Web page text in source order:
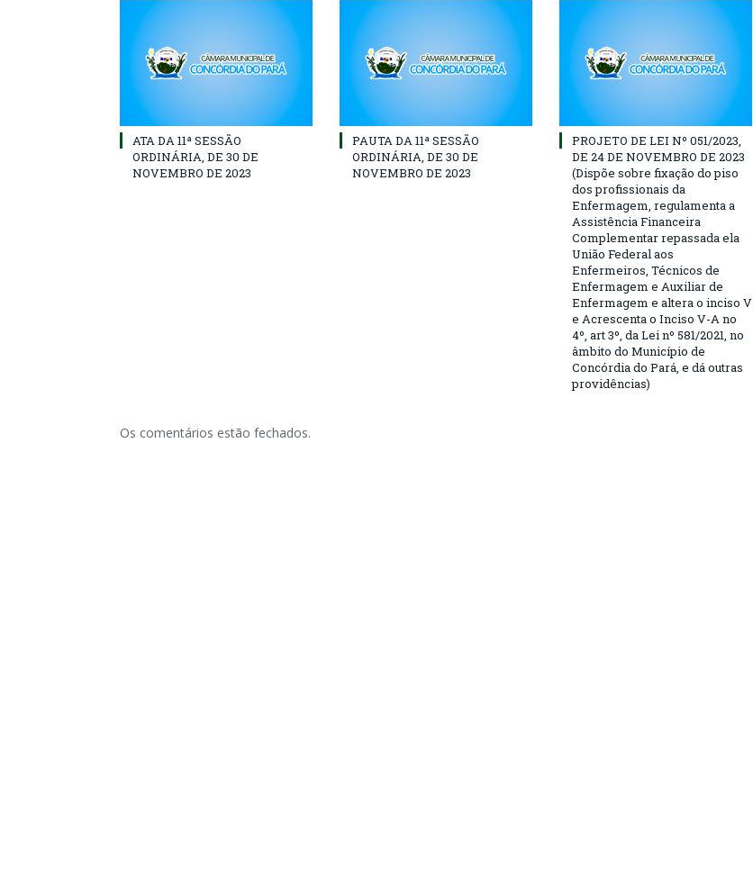
ATA DA 11ª SESSÃO
ORDINÁRIA, DE 30 DE
NOVEMBRO DE 2023
PAUTA DA 11ª SESSÃO
ORDINÁRIA, DE 30 DE
NOVEMBRO DE 2023
PROJETO DE LEI Nº 051/2023,
DE 24 DE NOVEMBRO DE 2023
(Dispõe sobre fixação do piso
dos profissionais da
Enfermagem, regulamenta a
Assistência Financeira
Complementar repassada ela
União Federal aos
Enfermeiros, Técnicos de
Enfermagem e Auxiliar de
Enfermagem e altera o inciso V
e Acrescenta o Inciso V-A no
4º, art 3º, da Lei nº 581/2021, no
âmbito do Município de
Concórdia do Pará, e dá outras
providências)
Os comentários estão fechados.